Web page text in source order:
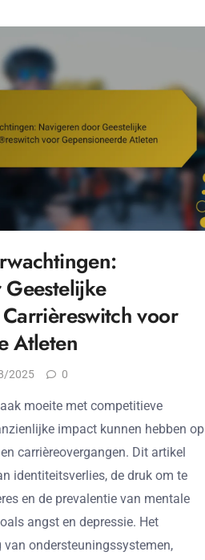
voor
Atleten
2025 0
moeite met competitieve
impact kunnen hebben op
carrièreovergangen. Dit artikel
identiteitsverlies, de druk om te
en de prevalentie van mentale
angst en depressie. Het
ondersteuningssystemen,